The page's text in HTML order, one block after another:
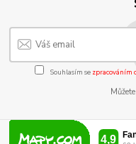
Souhlasím se zpracováním